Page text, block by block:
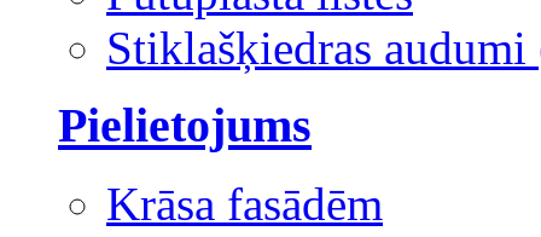
Stiklašķiedras audumi
Pielietojums
Krāsa fasādēm